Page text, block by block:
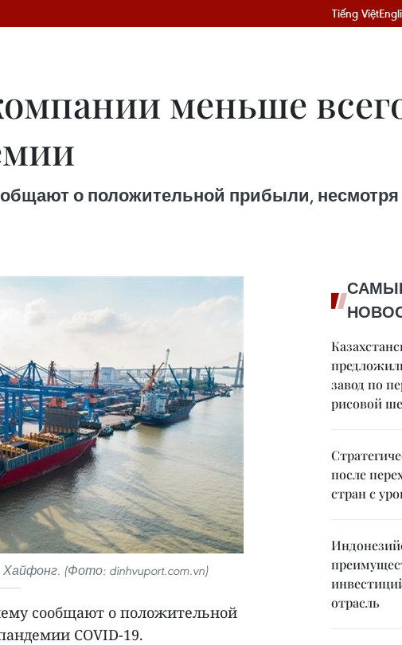
Tiếng Việt
меньше
о положительной прибыли, несмотря
(Фото: dinhvuport.com.vn)
сообщают о положительной
COVID-19.
завод по
рисовой
после
стран с
отрасль